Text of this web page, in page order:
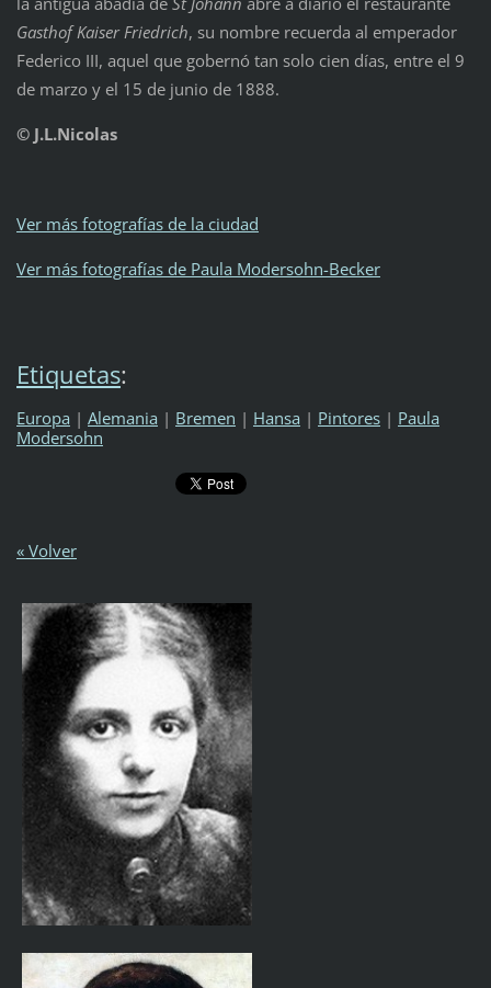
Gasthof Kaiser Friedrich, su nombre recuerda al emperador
Federico III, aquel que gobernó tan solo cien días, entre el 9
de marzo y el 15 de junio de 1888.
© J.L.Nicolas
Ver más fotografías de la ciudad
Ver más fotografías de Paula Modersohn-Becker
Etiquetas:
Europa | Alemania | Bremen | Hansa | Pintores | Paula
Modersohn
« Volver